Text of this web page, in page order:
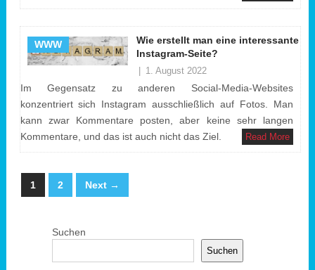
WWW
Wie erstellt man eine interessante
Instagram-Seite?
| 1. August 2022
Im Gegensatz zu anderen Social-Media-Websites
konzentriert sich Instagram ausschließlich auf Fotos. Man
kann zwar Kommentare posten, aber keine sehr langen
Kommentare, und das ist auch nicht das Ziel.
Read More
1 2 Next →
Suchen
Suchen